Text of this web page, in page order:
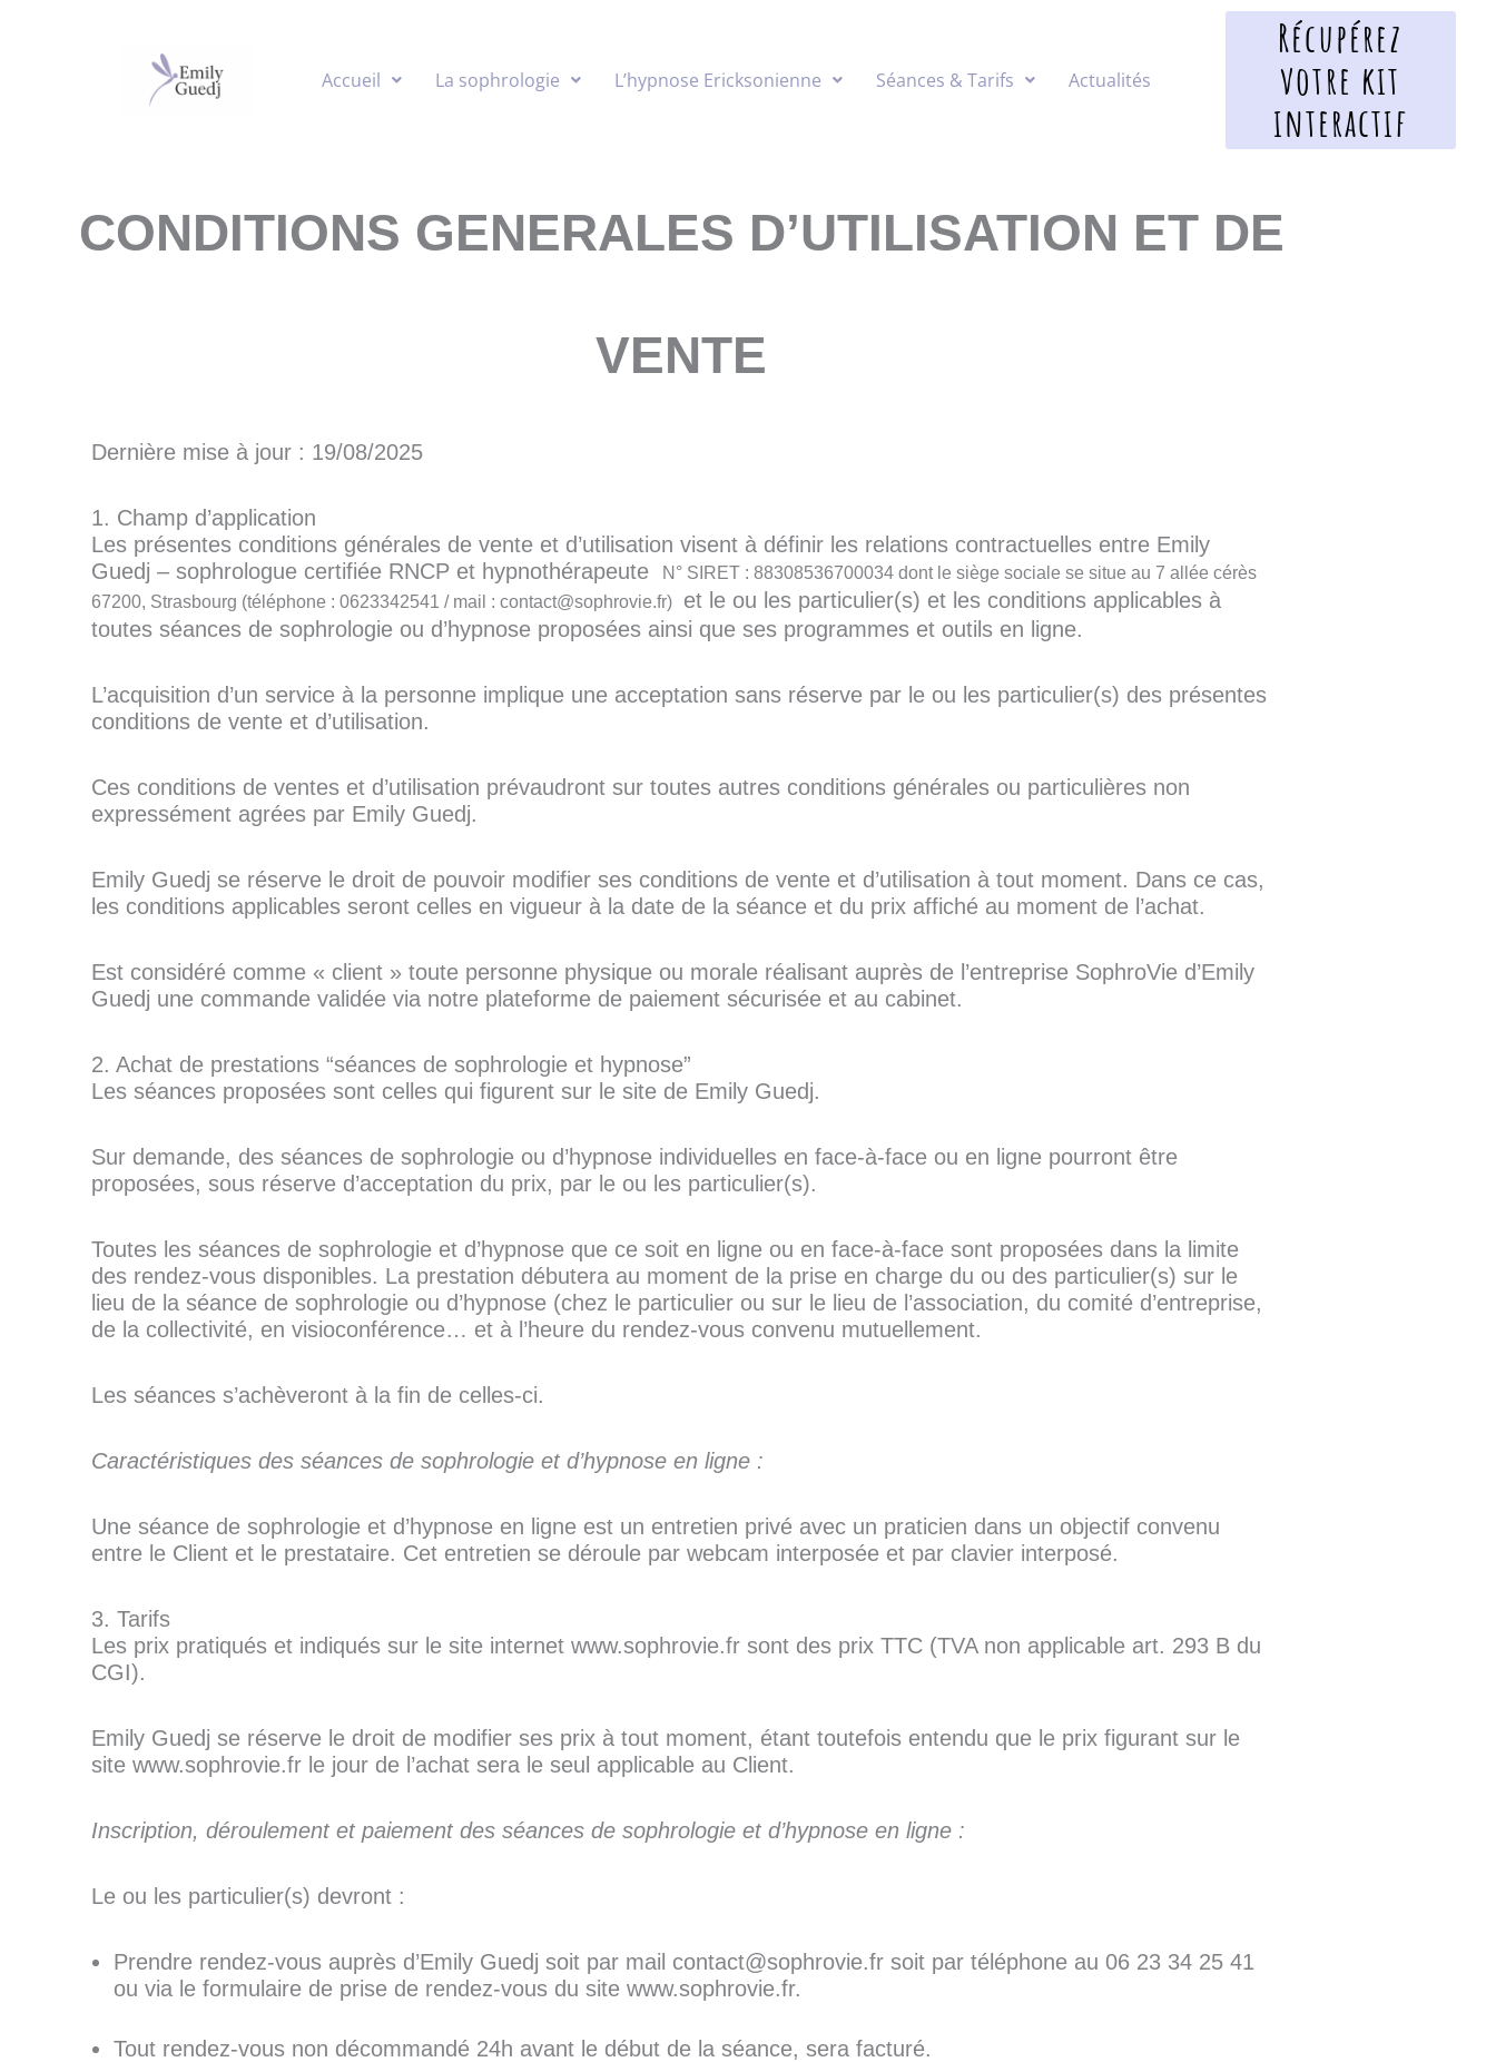
Accueil La sophrologie L’hypnose Ericksonienne Séances & Tarifs Actualités
Récupérez
votre kit
interactif
CONDITIONS GENERALES D’UTILISATION ET DE
VENTE
Dernière mise à jour : 19/08/2025
1. Champ d’application
Les présentes conditions générales de vente et d’utilisation visent à définir les relations contractuelles entre Emily
Guedj – sophrologue certifiée RNCP et hypnothérapeute
N° SIRET : 88308536700034 dont le siège sociale se situe au 7 allée cérès
67200, Strasbourg (téléphone : 0623342541 / mail : contact@sophrovie.fr)
et le ou les particulier(s) et les conditions applicables à
toutes séances de sophrologie ou d’hypnose proposées ainsi que ses programmes et outils en ligne.
L’acquisition d’un service à la personne implique une acceptation sans réserve par le ou les particulier(s) des présentes
conditions de vente et d’utilisation.
Ces conditions de ventes et d’utilisation prévaudront sur toutes autres conditions générales ou particulières non
expressément agrées par Emily Guedj.
Emily Guedj se réserve le droit de pouvoir modifier ses conditions de vente et d’utilisation à tout moment. Dans ce cas,
les conditions applicables seront celles en vigueur à la date de la séance et du prix affiché au moment de l’achat.
Est considéré comme « client » toute personne physique ou morale réalisant auprès de l’entreprise SophroVie d’Emily
Guedj une commande validée via notre plateforme de paiement sécurisée et au cabinet.
2. Achat de prestations “séances de sophrologie et hypnose”
Les séances proposées sont celles qui figurent sur le site de Emily Guedj.
Sur demande, des séances de sophrologie ou d’hypnose individuelles en face-à-face ou en ligne pourront être
proposées, sous réserve d’acceptation du prix, par le ou les particulier(s).
Toutes les séances de sophrologie et d’hypnose que ce soit en ligne ou en face-à-face sont proposées dans la limite
des rendez-vous disponibles. La prestation débutera au moment de la prise en charge du ou des particulier(s) sur le
lieu de la séance de sophrologie ou d’hypnose (chez le particulier ou sur le lieu de l’association, du comité d’entreprise,
de la collectivité, en visioconférence… et à l’heure du rendez-vous convenu mutuellement.
Les séances s’achèveront à la fin de celles-ci.
Caractéristiques des séances de sophrologie et d’hypnose en ligne :
Une séance de sophrologie et d’hypnose en ligne est un entretien privé avec un praticien dans un objectif convenu
entre le Client et le prestataire. Cet entretien se déroule par webcam interposée et par clavier interposé.
3. Tarifs
Les prix pratiqués et indiqués sur le site internet www.sophrovie.fr sont des prix TTC (TVA non applicable art. 293 B du
CGI).
Emily Guedj se réserve le droit de modifier ses prix à tout moment, étant toutefois entendu que le prix figurant sur le
site www.sophrovie.fr le jour de l’achat sera le seul applicable au Client.
Inscription, déroulement et paiement des séances de sophrologie et d’hypnose en ligne :
Le ou les particulier(s) devront :
Prendre rendez-vous auprès d’Emily Guedj soit par mail contact@sophrovie.fr soit par téléphone au 06 23 34 25 41
ou via le formulaire de prise de rendez-vous du site www.sophrovie.fr.
Tout rendez-vous non décommandé 24h avant le début de la séance, sera facturé.